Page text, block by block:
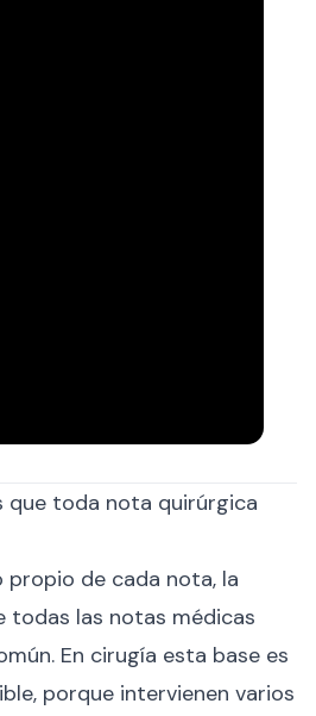
que toda nota quirúrgica
de cada nota, la
todas las notas médicas
En cirugía esta base es
porque intervienen varios